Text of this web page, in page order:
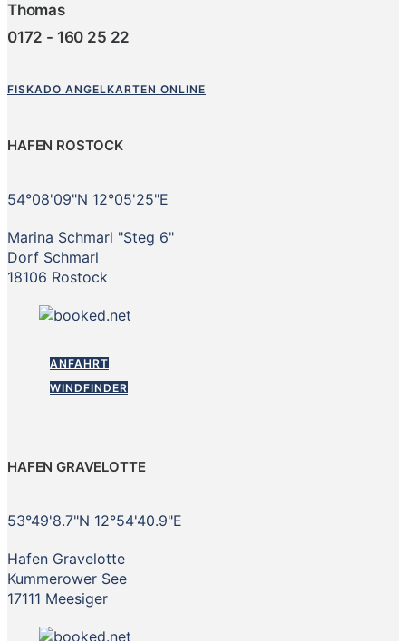
Thomas
0172 - 160 25 22
FISKADO ANGELKARTEN ONLINE
HAFEN ROSTOCK
54°08'09"N 12°05'25"E
Marina Schmarl "Steg 6"
Dorf Schmarl
18106 Rostock
ANFAHRT
WINDFINDER
HAFEN GRAVELOTTE
53°49'8.7"N 12°54'40.9"E
Hafen Gravelotte
Kummerower See
17111 Meesiger